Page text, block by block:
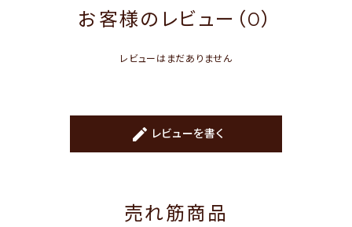
お客様のレビュー（0）
レビューはまだありません
create レビューを書く
売れ筋商品